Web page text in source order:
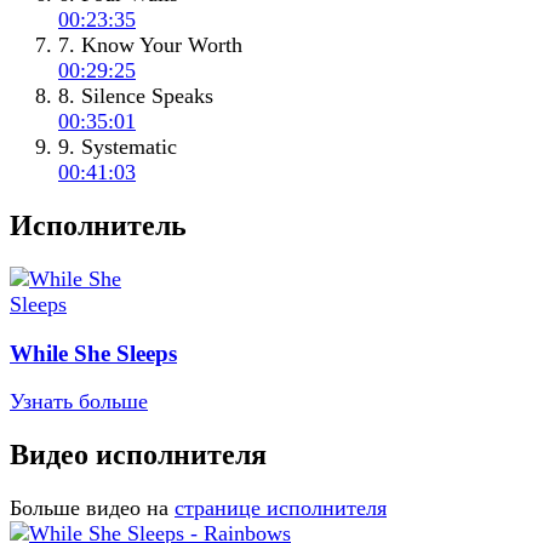
00:23:35
7. Know Your Worth
00:29:25
8. Silence Speaks
00:35:01
9. Systematic
00:41:03
Исполнитель
While She Sleeps
Узнать больше
Видео исполнителя
Больше видео на странице исполнителя